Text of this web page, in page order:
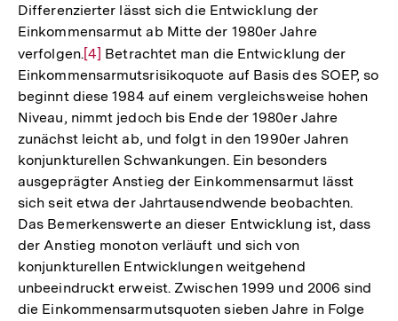
Differenzierter lässt sich die Entwicklung der
Einkommensarmut ab Mitte der 1980er Jahre
verfolgen.Zur
Auflösung
der
Fußnote
[4] Betrachtet man die Entwicklung der
Einkommensarmutsrisikoquote auf Basis des SOEP, so
beginnt diese 1984 auf einem vergleichsweise hohen
Niveau, nimmt jedoch bis Ende der 1980er Jahre
zunächst leicht ab, und folgt in den 1990er Jahren
konjunkturellen Schwankungen. Ein besonders
ausgeprägter Anstieg der Einkommensarmut lässt
sich seit etwa der Jahrtausendwende beobachten.
Das Bemerkenswerte an dieser Entwicklung ist, dass
der Anstieg monoton verläuft und sich von
konjunkturellen Entwicklungen weitgehend
unbeeindruckt erweist. Zwischen 1999 und 2006 sind
die Einkommensarmutsquoten sieben Jahre in Folge